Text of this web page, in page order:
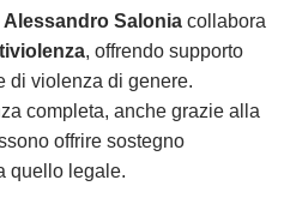
Salonia collabora
, offrendo supporto
di violenza di genere.
completa, anche grazie alla
offrire sostegno
quello legale.